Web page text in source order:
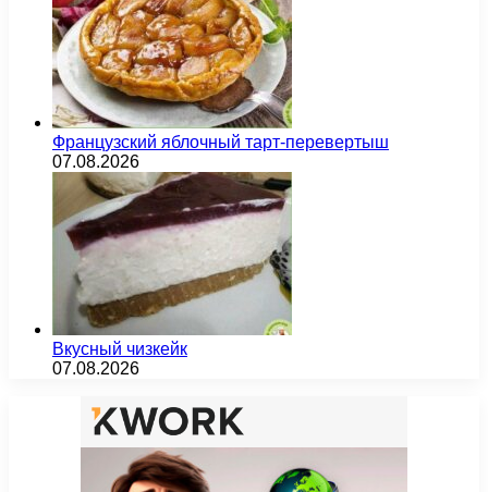
Французский яблочный тарт-перевертыш
07.08.2026
Вкусный чизкейк
07.08.2026